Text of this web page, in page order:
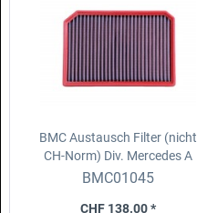
BMC Austausch Filter (nicht
CH-Norm) Div. Mercedes A
(W177) + B (W247) + CLA +
BMC01045
CHF 138.00 *